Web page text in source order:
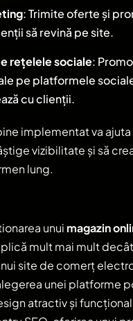
: Trimite oferte și
să revină pe site.
rețelele sociale:
pe platformele
cu clienții.
implementat va ajuta
vizibilitate și să
lung.
unui magazin
mult mai mult
site de comerț
unei platforme
atractiv și